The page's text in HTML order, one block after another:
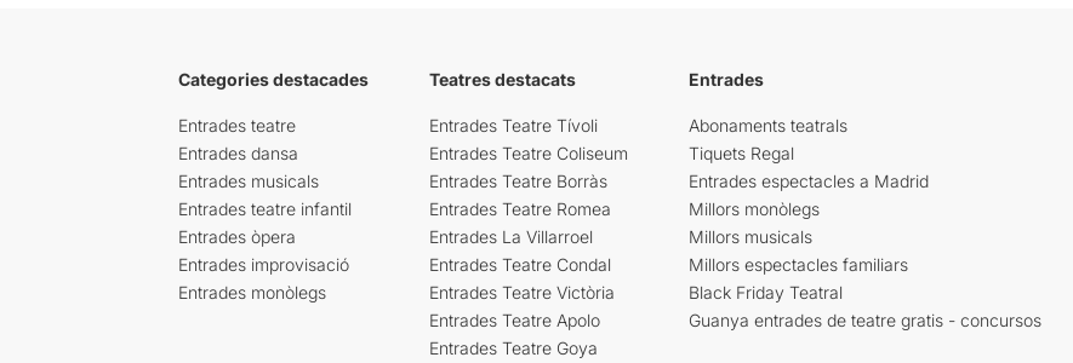
Categories destacades
Entrades teatre
Entrades dansa
Entrades musicals
Entrades teatre infantil
Entrades òpera
Entrades improvisació
Entrades monòlegs
Teatres destacats
Entrades Teatre Tívoli
Entrades Teatre Coliseum
Entrades Teatre Borràs
Entrades Teatre Romea
Entrades La Villarroel
Entrades Teatre Condal
Entrades Teatre Victòria
Entrades Teatre Apolo
Entrades Teatre Goya
Entrades
Abonaments teatrals
Tiquets Regal
Entrades espectacles a Madrid
Millors monòlegs
Millors musicals
Millors espectacles familiars
Black Friday Teatral
Guanya entrades de teatre gratis - concursos